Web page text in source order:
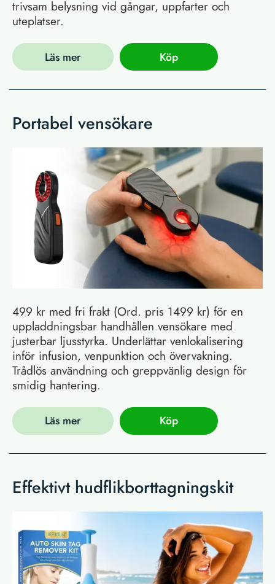
trivsam belysning vid gångar, uppfarter och
uteplatser.
Läs mer Köp
Portabel vensökare
499 kr med fri frakt (Ord. pris 1499 kr) för en
uppladdningsbar handhållen vensökare med
justerbar ljusstyrka. Underlättar venlokalisering
inför infusion, venpunktion och övervakning.
Trådlös användning och greppvänlig design för
smidig hantering.
Läs mer Köp
Effektivt hudflikborttagningskit